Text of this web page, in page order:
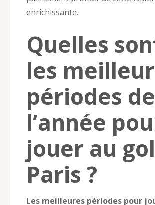
enrichissante.
Quelles
les
périodes de
l’année
jouer au
Paris ?
Les meilleures périodes pour